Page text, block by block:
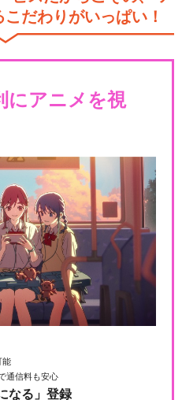
だわりがいっぱい！
にアニメを視
能
通信料も安心
なる」登録